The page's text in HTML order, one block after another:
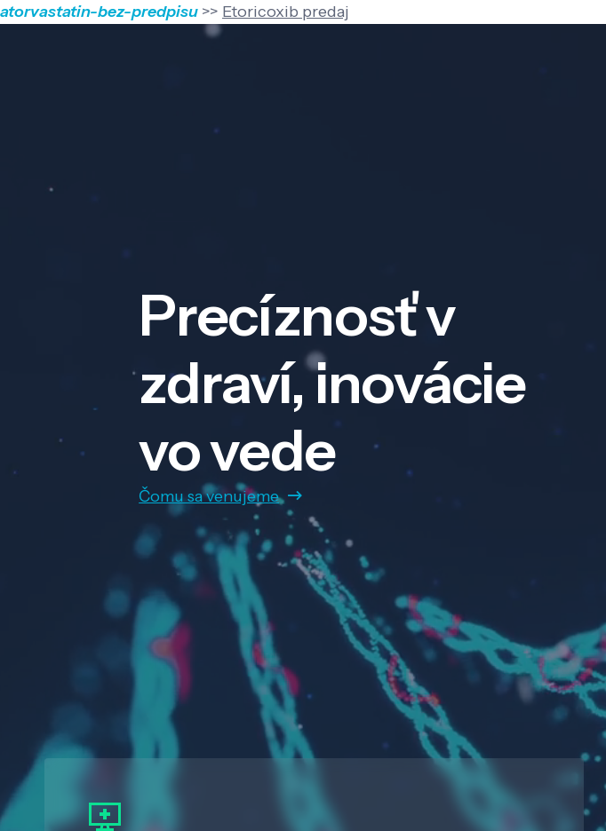
atorvastatin-bez-predpisu >> Etoricoxib predaj
Precíznosť v
zdraví, inovácie
vo vede
Čomu sa venujeme